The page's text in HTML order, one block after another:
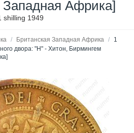
Западная Африка]
shilling 1949
/ Британская Западная Африка /
1
двора: "H" - Хитон, Бирмингем